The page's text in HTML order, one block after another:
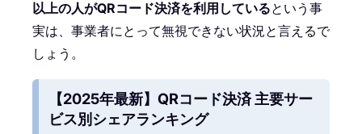
以上の人がQRコード決済を利用しているという事
実は、事業者にとって無視できない状況と言えるで
しょう。
【2025年最新】QRコード決済 主要サー
ビス別シェアランキング